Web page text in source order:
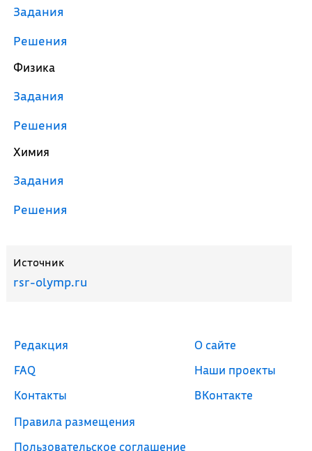
Задания
Решения
Физика
Задания
Решения
Химия
Задания
Решения
Источник
rsr-olymp.ru
Редакция
FAQ
Контакты
Правила размещения
Пользовательское соглашение
О сайте
Наши проекты
ВКонтакте